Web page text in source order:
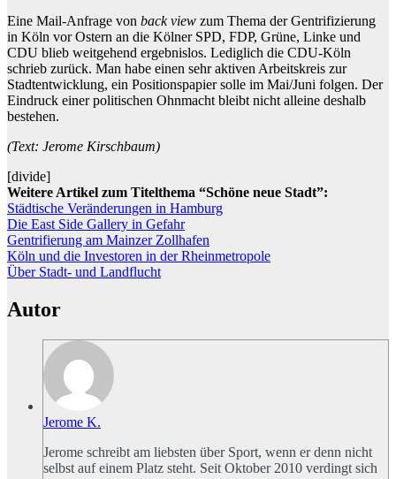
Eine Mail-Anfrage von back view zum Thema der Gentrifizierung
in Köln vor Ostern an die Kölner SPD, FDP, Grüne, Linke und
CDU blieb weitgehend ergebnislos. Lediglich die CDU-Köln
schrieb zurück. Man habe einen sehr aktiven Arbeitskreis zur
Stadtentwicklung, ein Positionspapier solle im Mai/Juni folgen. Der
Eindruck einer politischen Ohnmacht bleibt nicht alleine deshalb
bestehen.
(Text: Jerome Kirschbaum)
[divide]
Weitere Artikel zum Titelthema “Schöne neue Stadt”:
Städtische Veränderungen in Hamburg
Die East Side Gallery in Gefahr
Gentrifierung am Mainzer Zollhafen
Köln und die Investoren in der Rheinmetropole
Über Stadt- und Landflucht
Autor
Jerome K.
Jerome schreibt am liebsten über Sport, wenn er denn nicht
selbst auf einem Platz steht. Seit Oktober 2010 verdingt sich